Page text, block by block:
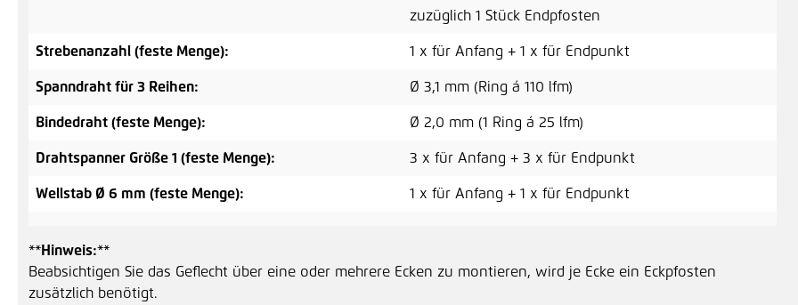
zuzüglich 1 Stück Endpfosten
Strebenanzahl (feste Menge): 1 x für Anfang + 1 x für Endpunkt
Spanndraht für 3 Reihen: Ø 3,1 mm (Ring á 110 lfm)
Bindedraht (feste Menge): Ø 2,0 mm (1 Ring á 25 lfm)
Drahtspanner Größe 1 (feste Menge): 3 x für Anfang + 3 x für Endpunkt
Wellstab Ø 6 mm (feste Menge): 1 x für Anfang + 1 x für Endpunkt
**Hinweis:**
Beabsichtigen Sie das Geflecht über eine oder mehrere Ecken zu montieren, wird je Ecke ein Eckpfosten
zusätzlich benötigt.